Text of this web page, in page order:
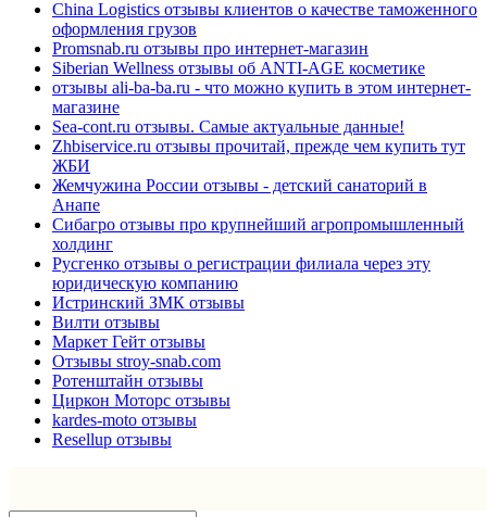
China Logistics отзывы клиентов о качестве таможенного
оформления грузов
Promsnab.ru отзывы про интернет-магазин
Siberian Wellness отзывы об ANTI-AGE косметике
отзывы ali-ba-ba.ru - что можно купить в этом интернет-
магазине
Sea-cont.ru отзывы. Самые актуальные данные!
Zhbiservice.ru отзывы прочитай, прежде чем купить тут
ЖБИ
Жемчужина России отзывы - детский санаторий в
Анапе
Сибагро отзывы про крупнейший агропромышленный
холдинг
Русгенко отзывы о регистрации филиала через эту
юридическую компанию
Истринский ЗМК отзывы
Вилти отзывы
Маркет Гейт отзывы
Отзывы stroy-snab.com
Ротенштайн отзывы
Циркон Моторс отзывы
kardes-moto отзывы
Resellup отзывы